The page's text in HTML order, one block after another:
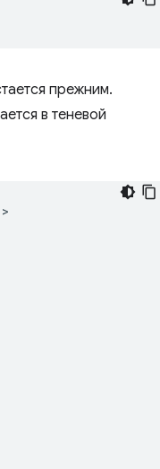
прежним.
в теневой